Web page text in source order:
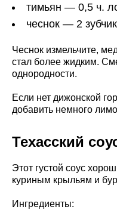
тимьян — 0,5 ч.
чеснок — 2
Чеснок измельчите,
стал более жидким.
однородности.
Если нет дижонской
добавить немного
Техасский
Этот густой соус
куриным крыльям и
Ингредиенты: